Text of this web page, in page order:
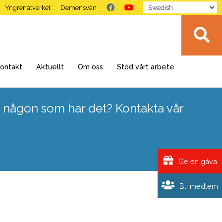
Yngrenätverket Demensvän
Aktuellt Om oss Stöd vårt arbete
som har det? Kontakta vår
Bli medlem
Ge en gåva